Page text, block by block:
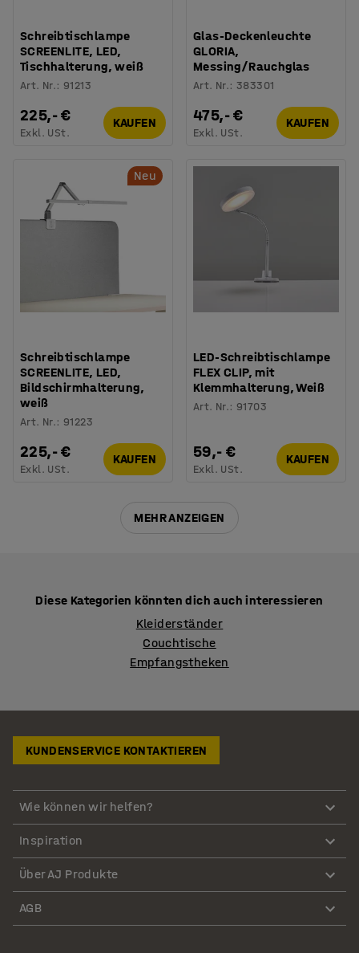
Schreibtischlampe
SCREENLITE, LED,
Tischhalterung, weiß
Art. Nr.: 91213
225,- €
Exkl. USt.
KAUFEN
Glas-Deckenleuchte
GLORIA,
Messing/Rauchglas
Art. Nr.:383301
475,- €
Exkl. USt.
KAUFEN
Neu
Schreibtischlampe
SCREENLITE, LED,
Bildschirmhalterung,
weiß
Art. Nr.: 91223
225,- €
Exkl. USt.
KAUFEN
LED-Schreibtischlampe
FLEX CLIP, mit
Klemmhalterung, Weiß
Art. Nr.: 91703
59,- €
Exkl. USt.
KAUFEN
MEHR ANZEIGEN
Diese Kategorien könnten dich auch interessieren
Kleiderständer
Couchtische
Empfangstheken
KUNDENSERVICE KONTAKTIEREN
Wie können wir helfen?
Inspiration
Über AJ Produkte
AGB